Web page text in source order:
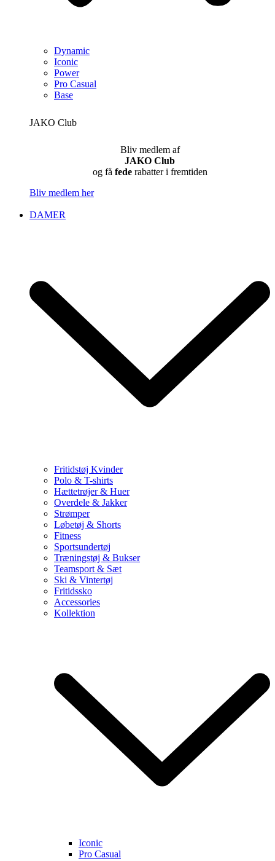
Dynamic
Iconic
Power
Pro Casual
Base
JAKO Club
Bliv medlem af
JAKO Club
og få federabatter i fremtiden
Bliv medlem her
DAMER
Fritidstøj Kvinder
Polo & T-shirts
Hættetrøjer & Huer
Overdele & Jakker
Strømper
Løbetøj & Shorts
Fitness
Sportsundertøj
Træningstøj & Bukser
Teamsport & Sæt
Ski & Vintertøj
Fritidssko
Accessories
Kollektion
Iconic
Pro Casual